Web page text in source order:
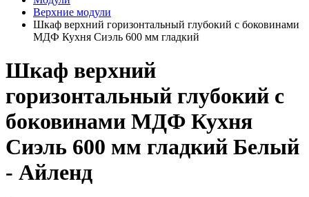
Верхние модули
Шкаф верхний горизонтальный глубокий с боковинами
МДФ Кухня Сиэль 600 мм гладкий
Шкаф верхний
горизонтальный глубокий с
боковинами МДФ Кухня
Сиэль 600 мм гладкий Белый
- Айленд